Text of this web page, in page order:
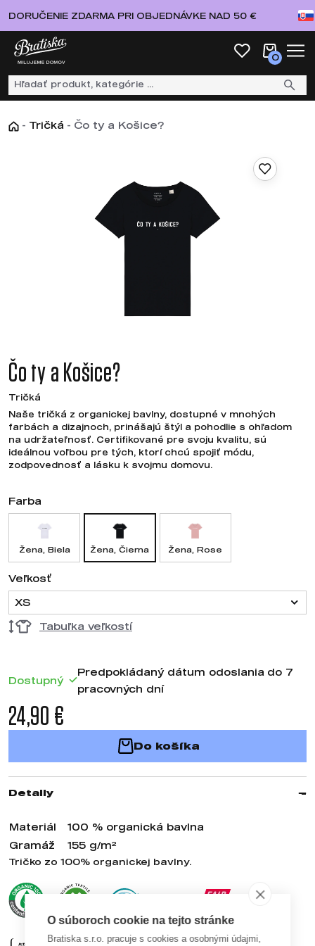
DORUČENIE ZDARMA PRI OBJEDNÁVKE NAD 50 €
0
- Tričká - Čo ty a Košice?
Čo ty a Košice?
Tričká
Naše tričká z organickej bavlny, dostupné v mnohých
farbách a dizajnoch, prinášajú štýl a pohodlie s ohľadom
na udržateľnosť. Certifikované pre svoju kvalitu, sú
ideálnou voľbou pre tých, ktorí chcú spojiť módu,
zodpovednosť a lásku k svojmu domovu.
Farba
Žena, Biela Žena, Čierna Žena, Rose
Veľkosť
XS
Tabuľka veľkostí
Dostupný
Predpokládaný dátum odoslania do 7
pracovných dní
24,90 €
Do košíka
Detaily
Materiál
100 % organická bavlna
Gramáž
155 g/m²
Tričko zo 100% organickej bavlny.
O súboroch cookie na tejto stránke
Bratiska s.r.o. pracuje s cookies a osobnými údajmi,